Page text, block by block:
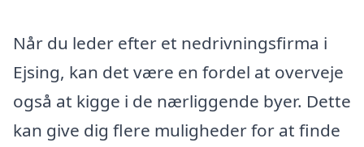
Når du leder efter et nedrivningsfirma i
Ejsing, kan det være en fordel at overveje
også at kigge i de nærliggende byer. Dette
kan give dig flere muligheder for at finde